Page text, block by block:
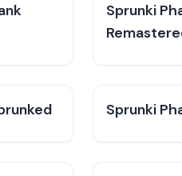
Sprunki
Sprunki